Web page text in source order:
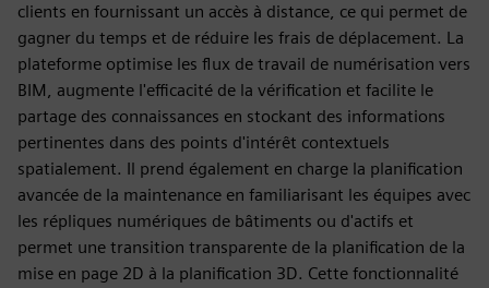
clients en fournissant un accès à distance, ce qui permet de
gagner du temps et de réduire les frais de déplacement. La
plateforme optimise les flux de travail de numérisation vers
BIM, augmente l'efficacité de la vérification et facilite le
partage des connaissances en stockant des informations
pertinentes dans des points d'intérêt contextuels
spatialement. Il prend également en charge la planification
avancée de la maintenance en familiarisant les équipes avec
les répliques numériques de bâtiments ou d'actifs et
permet une transition transparente de la planification de la
mise en page 2D à la planification 3D. Cette fonctionnalité